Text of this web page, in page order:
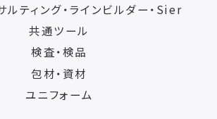
ルティング・ラインビルダー・Sier
共通ツール
検査・検品
包材・資材
ユニフォーム